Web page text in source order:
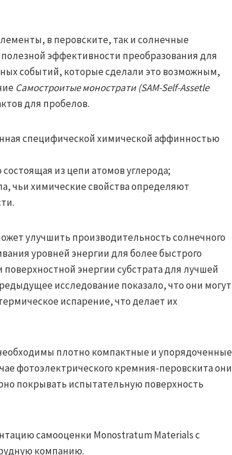
в перовските, так и солнечные
эффективности преобразования для
событий, которые сделали это возможным,
Самостроитые монострати (SAM-Self-Assetle
для пробелов.
специфической химической аффинностью
из цепи атомов углерода;
чьи химические свойства определяют
улучшить производительность солнечного
уровней энергии для более быстрого
энергии субстрата для лучшей
исследование показало, что они могут
испарение, что делает их
плотно компактные и упорядоченные
фотоэлектрического кремния-перовскита они
покрывать испытательную поверхность
самооценки Monostratum Materials с
компанию.